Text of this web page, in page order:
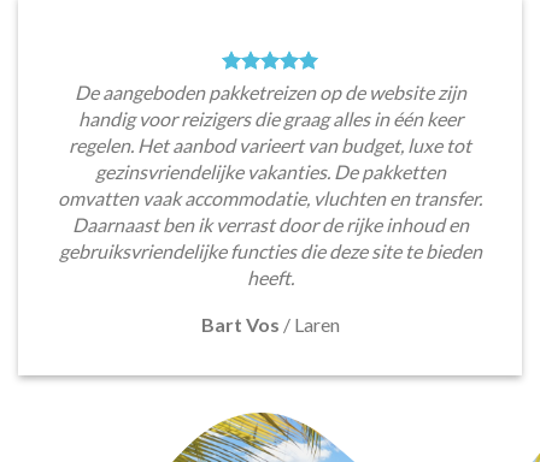
De aangeboden pakketreizen op de website zijn
handig voor reizigers die graag alles in één keer
regelen. Het aanbod varieert van budget, luxe tot
gezinsvriendelijke vakanties. De pakketten
omvatten vaak accommodatie, vluchten en transfer.
Daarnaast ben ik verrast door de rijke inhoud en
gebruiksvriendelijke functies die deze site te bieden
heeft.
Bart Vos / Laren